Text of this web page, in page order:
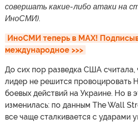
совершать какие-либо атаки на
ИноСМИ).
ИноСМИ теперь в MAX!
международное >>>
До сих пор разведка США считала,
лидер не решится провоцировать
боевых действий на Украине. Но в
изменилась: по данным The Wall
все чаще сталкивается с ударами